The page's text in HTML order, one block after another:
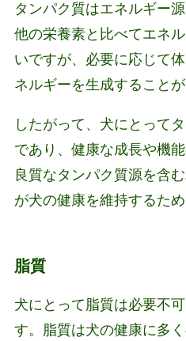
タンパク質はエネルギー
他の栄養素と比べてエネ
いですが、必要に応じて
ネルギーを生成することが
したがって、犬にとって
であり、健康な成長や機
良質なタンパク質源を含
が犬の健康を維持するため
脂質
犬にとって脂質は必要不
す。脂質は犬の健康に多